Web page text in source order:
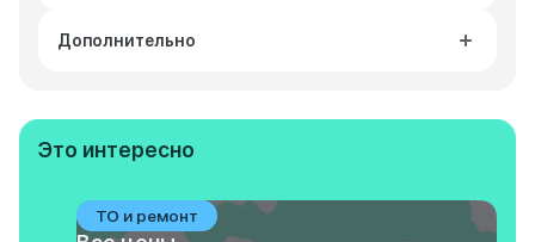
Дополнительно
Это интересно
ТО и ремонт